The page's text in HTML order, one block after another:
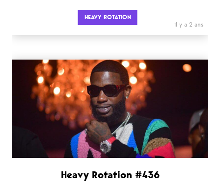
HEAVY ROTATION
il y a 2 ans
Heavy Rotation #436